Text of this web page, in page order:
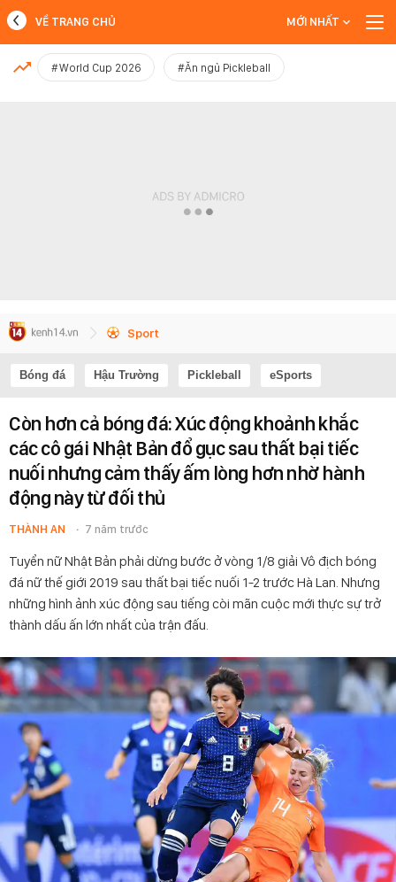
MỚI NHẤT
VỀ TRANG CHỦ MỚI NHẤT
#World Cup 2026 #Ăn ngủ Pickleball
Sport
Bóng đá Hậu Trường Pickleball eSports
Còn hơn cả bóng đá: Xúc động khoảnh khắc
các cô gái Nhật Bản đổ gục sau thất bại tiếc
nuối nhưng cảm thấy ấm lòng hơn nhờ hành
động này từ đối thủ
THÀNH AN 7 năm trước
Tuyển nữ Nhật Bản phải dừng bước ở vòng 1/8 giải Vô địch bóng
đá nữ thế giới 2019 sau thất bại tiếc nuối 1-2 trước Hà Lan. Nhưng
những hình ảnh xúc động sau tiếng còi mãn cuộc mới thực sự trở
thành dấu ấn lớn nhất của trận đấu.